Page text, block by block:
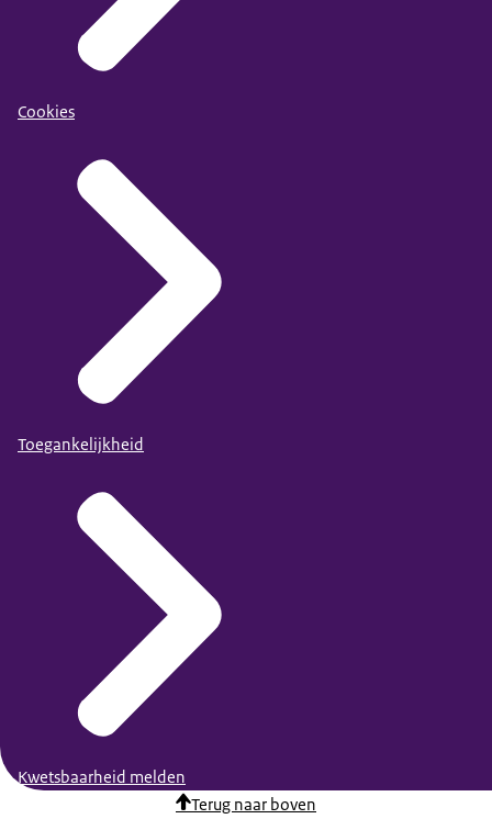
Cookies
Toegankelijkheid
Kwetsbaarheid melden
Terug naar boven